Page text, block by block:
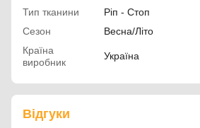
Тип тканини
Ріп - Стоп
Сезон
Весна/Літо
Країна
виробник
Україна
Відгуки